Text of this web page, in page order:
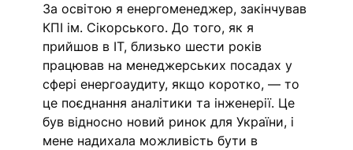
За освітою я енергоменеджер, закінчував
КПІ ім. Сікорського. До того, як я
прийшов в IT, близько шести років
працював на менеджерських посадах у
сфері енергоаудиту, якщо коротко, — то
це поєднання аналітики та інженерії. Це
був відносно новий ринок для України, і
мене надихала можливість бути в